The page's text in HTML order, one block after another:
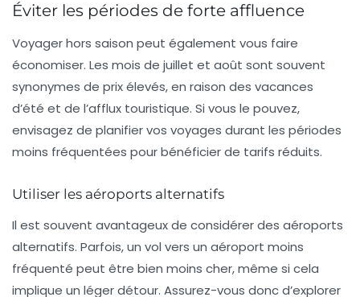
Éviter les périodes de forte affluence
Voyager hors saison peut également vous faire
économiser. Les mois de juillet et août sont souvent
synonymes de prix élevés, en raison des vacances
d’été et de l’afflux touristique. Si vous le pouvez,
envisagez de planifier vos voyages durant les périodes
moins fréquentées pour bénéficier de tarifs réduits.
Utiliser les aéroports alternatifs
Il est souvent avantageux de considérer des aéroports
alternatifs. Parfois, un vol vers un aéroport moins
fréquenté peut être bien moins cher, même si cela
implique un léger détour. Assurez-vous donc d’explorer